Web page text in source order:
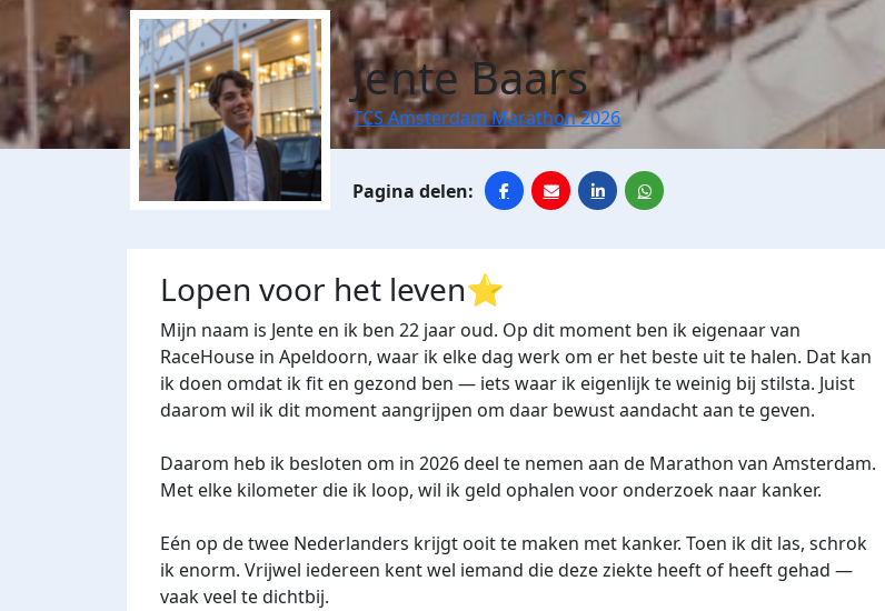
Jente Baars
TCS Amsterdam Marathon 2026
Lopen voor het leven⭐
Mijn naam is Jente en ik ben 22 jaar oud. Op dit moment ben ik eigenaar van
RaceHouse in Apeldoorn, waar ik elke dag werk om er het beste uit te halen. Dat kan
ik doen omdat ik fit en gezond ben — iets waar ik eigenlijk te weinig bij stilsta. Juist
daarom wil ik dit moment aangrijpen om daar bewust aandacht aan te geven.
Daarom heb ik besloten om in 2026 deel te nemen aan de Marathon van Amsterdam.
Met elke kilometer die ik loop, wil ik geld ophalen voor onderzoek naar kanker.
Eén op de twee Nederlanders krijgt ooit te maken met kanker. Toen ik dit las, schrok
ik enorm. Vrijwel iedereen kent wel iemand die deze ziekte heeft of heeft gehad —
vaak veel te dichtbij.